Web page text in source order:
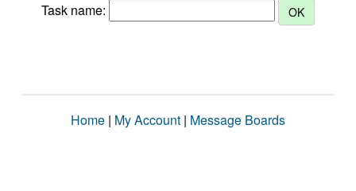
Task name:
Home | My Account | Message Boards